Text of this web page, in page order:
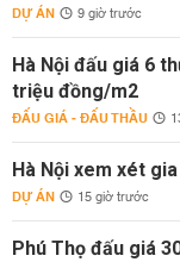
DỰ ÁN 9 giờ trước
Hà Nội đấu giá 6
triệu đồng/m2
ĐẤU GIÁ - ĐẤU THẦU
Hà Nội xem xét
DỰ ÁN 15 giờ trước
Phú Thọ đấu giá